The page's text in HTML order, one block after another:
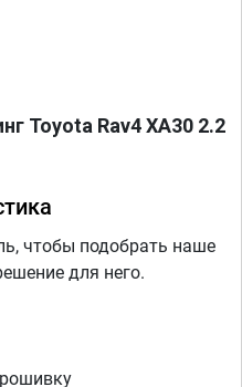
Toyota Rav4 XA30 2.2
чтобы подобрать наше
для него.